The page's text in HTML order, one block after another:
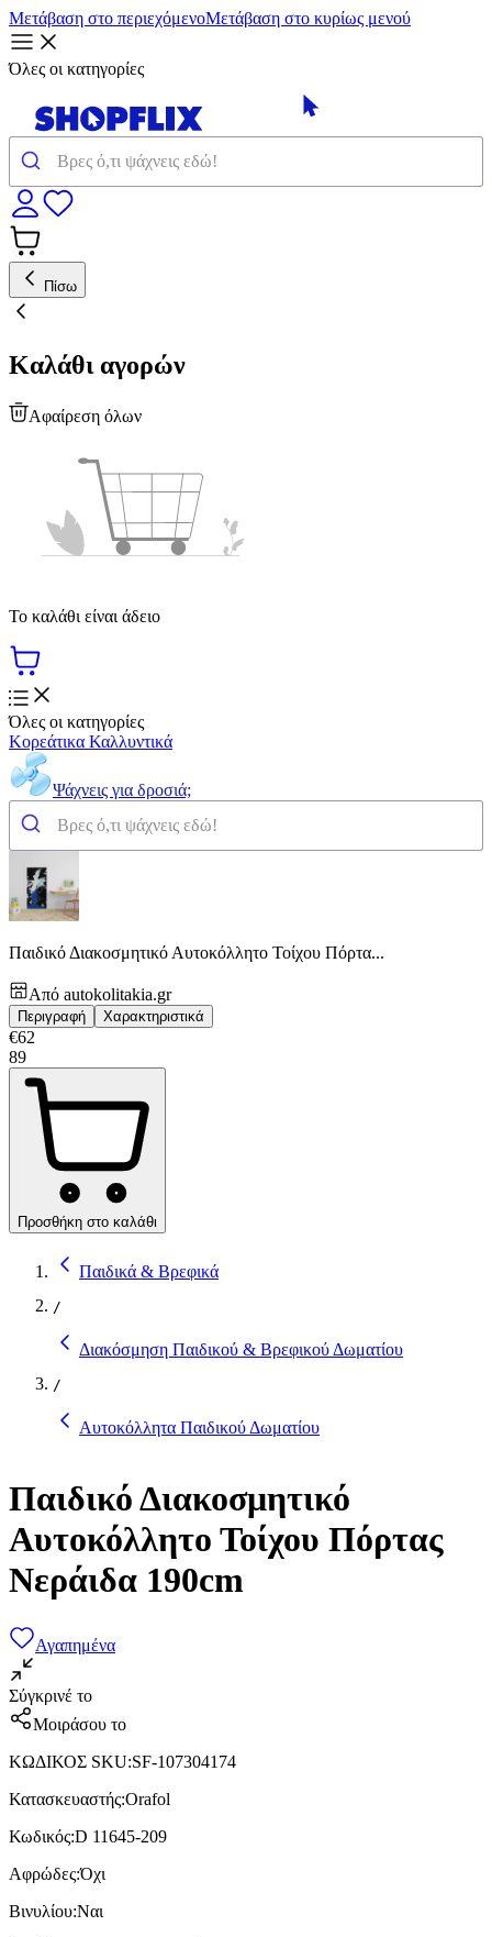
Μετάβαση στο περιεχόμενοΜετάβαση στο κυρίως μενού
Όλες οι κατηγορίες
Πίσω
Καλάθι αγορών
Αφαίρεση όλων
Το καλάθι είναι άδειο
Όλες οι κατηγορίες
Κορεάτικα Καλλυντικά
Ψάχνεις για δροσιά;
Παιδικό Διακοσμητικό Αυτοκόλλητο Τοίχου Πόρτα...
Από autokolitakia.gr
Περιγραφή Χαρακτηριστικά
€62
89
Προσθήκη στο καλάθι
Παιδικά & Βρεφικά
/
Διακόσμηση Παιδικού & Βρεφικού Δωματίου
/
Αυτοκόλλητα Παιδικού Δωματίου
Παιδικό Διακοσμητικό
Αυτοκόλλητο Τοίχου Πόρτας
Νεράιδα 190cm
Αγαπημένα
Σύγκρινέ το
Μοιράσου το
ΚΩΔΙΚΟΣ SKU:SF-107304174
Κατασκευαστής:Orafol
Κωδικός:D 11645-209
Αφρώδες:Όχι
Βινυλίου:Ναι